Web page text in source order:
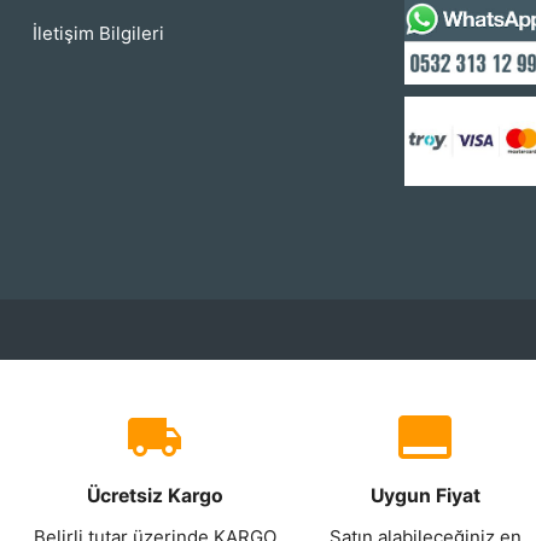
İletişim Bilgileri
Ücretsiz Kargo
Uygun Fiyat